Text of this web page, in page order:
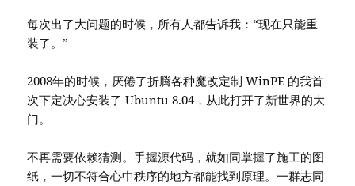
每次出了大问题的时候，所有人都告诉我：“现在只能重
装了。”
2008年的时候，厌倦了折腾各种魔改定制 WinPE 的我首
次下定决心安装了 Ubuntu 8.04，从此打开了新世界的大
门。
不再需要依赖猜测。手握源代码，就如同掌握了施工的图
纸，一切不符合心中秩序的地方都能找到原理。一群志同